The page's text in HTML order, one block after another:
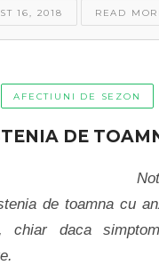
16, 2018 READ
AFECTIUNI DE SEZON
DE
de toamna cu
chiar daca